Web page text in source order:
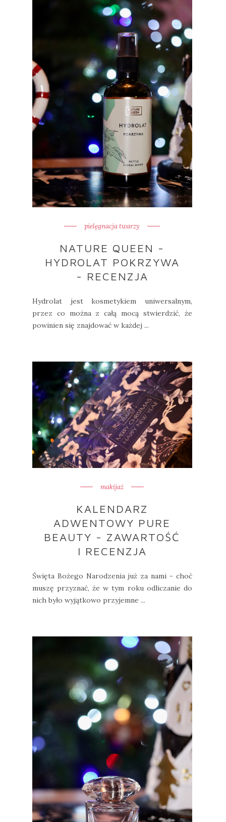
pielęgnacja twarzy
NATURE QUEEN -
HYDROLAT POKRZYWA
- RECENZJA
Hydrolat jest kosmetykiem uniwersalnym,
przez co można z całą mocą stwierdzić, że
powinien się znajdować w każdej ...
makijaż
KALENDARZ
ADWENTOWY PURE
BEAUTY - ZAWARTOŚĆ
I RECENZJA
Święta Bożego Narodzenia już za nami - choć
muszę przyznać, że w tym roku odliczanie do
nich było wyjątkowo przyjemne ...